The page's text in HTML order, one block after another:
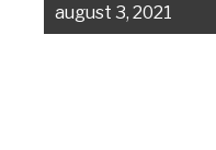
august 3, 2021